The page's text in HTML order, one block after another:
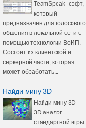
TeamSpeak -софт,
который
предназначен для голосового
общения в локальной сети с
помощью технологии ВоИП.
Состоит из клиентской и
серверной части, которая
может обработать...
Найди мину 3D
Найди мину 3D -
3D аналог
стандартной игры